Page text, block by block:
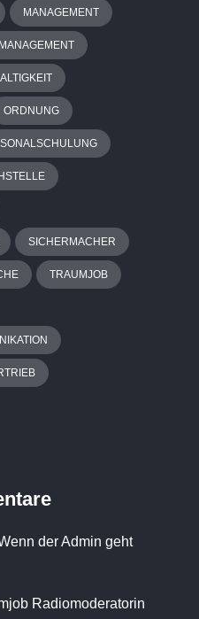
MANAGEMENT
ORDNUNG
SICHERMACHER
TRAUMJOB
der Admin geht
Radiomoderatorin